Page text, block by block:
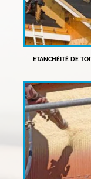
ETANCHÉITÉ DE